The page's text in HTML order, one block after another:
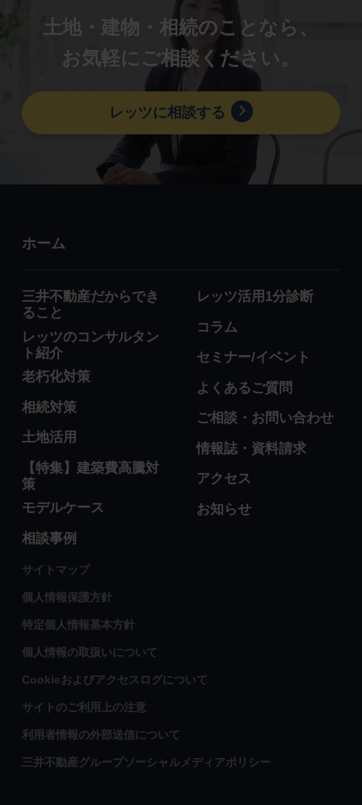
土地・建物・相続のことなら、
お気軽にご相談ください。
レッツに相談する
ホーム
三井不動産だからでき
ること
レッツのコンサルタン
ト紹介
老朽化対策
相続対策
土地活用
【特集】建築費高騰対
策
モデルケース
相談事例
レッツ活用1分診断
コラム
セミナー/イベント
よくあるご質問
ご相談・お問い合わせ
情報誌・資料請求
アクセス
お知らせ
サイトマップ
個人情報保護方針
特定個人情報基本方針
個人情報の取扱いについて
Cookieおよびアクセスログについて
サイトのご利用上の注意
利用者情報の外部送信について
三井不動産グループソーシャルメディアポリシー